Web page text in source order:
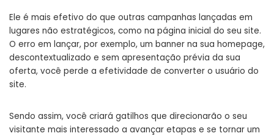
Ele é mais efetivo do que outras campanhas lançadas em
lugares não estratégicos, como na página inicial do seu site.
O erro em lançar, por exemplo, um banner na sua homepage,
descontextualizado e sem apresentação prévia da sua
oferta, você perde a efetividade de converter o usuário do
site.
Sendo assim, você criará gatilhos que direcionarão o seu
visitante mais interessado a avançar etapas e se tornar um